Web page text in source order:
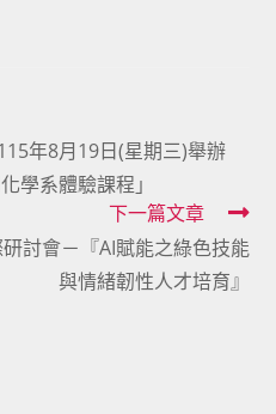
年8月19日(星期三)舉辦
學系體驗課程」
下一篇文章
討會－『AI賦能之綠色技能
與情緒韌性人才培育』